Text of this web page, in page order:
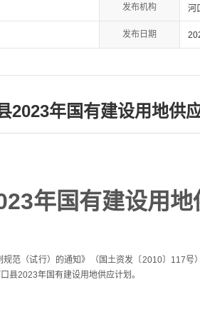
发布机构 河
发布日期
2023年国有建设用地供
年国有建设用地
（试行）的通知》（国土资发〔2010〕117号
县2023年国有建设用地供应计划。